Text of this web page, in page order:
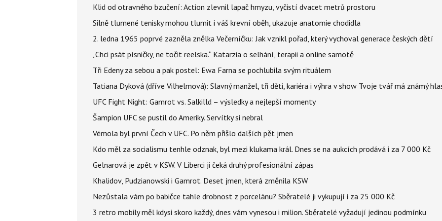
Klid od otravného bzučení: Action zlevnil lapač hmyzu, vyčistí dvacet metrů prostoru
Silně tlumené tenisky mohou tlumit i váš krevní oběh, ukazuje anatomie chodidla
2. ledna 1965 poprvé zazněla znělka Večerníčku: Jak vznikl pořad, který vychoval generace českých dětí
„Chci psát písničky, ne točit reelska.“ Katarzia o selhání, terapii a online samotě
Tři Edeny za sebou a pak postel: Ewa Farna se pochlubila svým rituálem
Tatiana Dyková (dříve Vilhelmová): Slavný manžel, tři děti, kariéra i výhra v show Tvoje tvář má známý
UFC Fight Night: Gamrot vs. Salkilld – výsledky a nejlepší momenty
Šampion UFC se pustil do Ameriky. Servítky si nebral
Vémola byl první Čech v UFC. Po něm přišlo dalších pět jmen
Kdo měl za socialismu tenhle odznak, byl mezi klukama král. Dnes se na aukcích prodává i za 7 000 Kč
Gelnarová je zpět v KSW. V Liberci ji čeká druhý profesionální zápas
Khalidov, Pudzianowski i Gamrot. Deset jmen, která změnila KSW
Nezůstala vám po babičce tahle drobnost z porcelánu? Sběratelé ji vykupují i za 25 000 Kč
3 retro mobily měl kdysi skoro každý, dnes vám vynesou i milion. Sběratelé vyžadují jedinou podmínku